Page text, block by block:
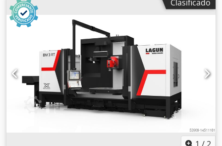
Portaherramientas: SK50 Número de vueltas del husillo: 5 -
1.600 / sin escalonamiento Dsdpfeu Idqbsx Acqskr Carga
de la mesa: 4,0 toneladas Tamaño de la mesa: 1100 x 1400
mm Rotación de la mesa: 360 ° Etapas de avance: Eje
X/Y/W/Z: 2 - 2000 mm/min Eje X de avance rápido: eje
X/Y/W/Z 5000 mm/min. Potencia total necesaria: 40 kW
Dimensiones del armario eléctrico: 2000 x 600 x 2000 mm
Dimensiones de la máquina LxAxA: 4,9 x 3,7 x 3,8 m Peso
aproximado de la máquina: 14 toneladas
Taladradora/fresadora CNC con unidad hidráulica
Equipamiento Sonda de medición Volante electrónico
compensación hidráulica del peso eje Y cabezal de fresado
universal Y algunos accesorios, ¡consúltenos! en stock *
Clasificado